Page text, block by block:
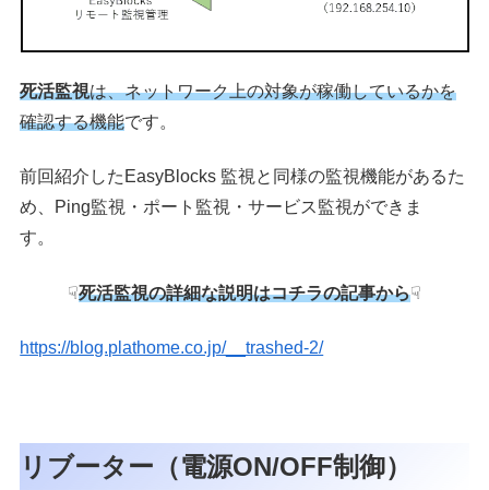
死活監視は、ネットワーク上の対象が稼働しているかを
確認する機能です。
前回紹介したEasyBlocks 監視と同様の監視機能があるた
め、Ping監視・ポート監視・サービス監視ができま
す。
☟死活監視の詳細な説明はコチラの記事から☟
https://blog.plathome.co.jp/__trashed-2/
リブーター（電源ON/OFF制御）